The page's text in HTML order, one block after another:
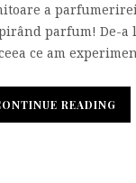
a
parfum! De-a
ce am
READING